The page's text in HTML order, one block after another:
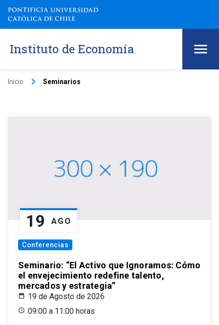
Instituto de Economía
Inicio keyboard_arrow_right Seminarios
19 AGO
Conferencias
Seminario: “El Activo que Ignoramos: Cómo
el envejecimiento redefine talento,
mercados y estrategia”
19 de Agosto de 2026
09:00 a 11:00 horas